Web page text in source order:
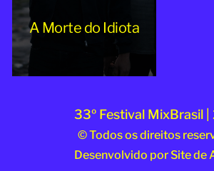
A Morte do Idiota
33º Festival MixBrasil
© Todos os direitos
Desenvolvido por Site de